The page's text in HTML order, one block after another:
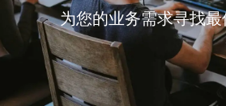
为您的业务需求寻找